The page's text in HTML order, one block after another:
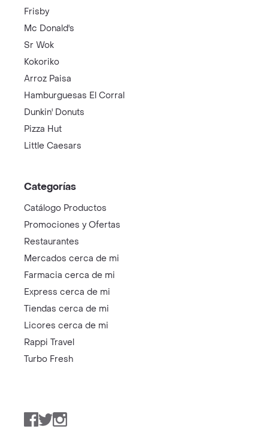
Frisby
Mc Donald's
Sr Wok
Kokoriko
Arroz Paisa
Hamburguesas El Corral
Dunkin' Donuts
Pizza Hut
Little Caesars
Categorías
Catálogo Productos
Promociones y Ofertas
Restaurantes
Mercados cerca de mi
Farmacia cerca de mi
Express cerca de mi
Tiendas cerca de mi
Licores cerca de mi
Rappi Travel
Turbo Fresh
Facebook
TwitterInstagram